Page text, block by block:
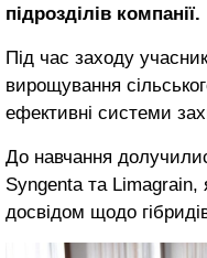
підрозділів компанії.
Під час заходу
вирощування
ефективні системи
До навчання
Syngenta та Limagrain,
досвідом щодо